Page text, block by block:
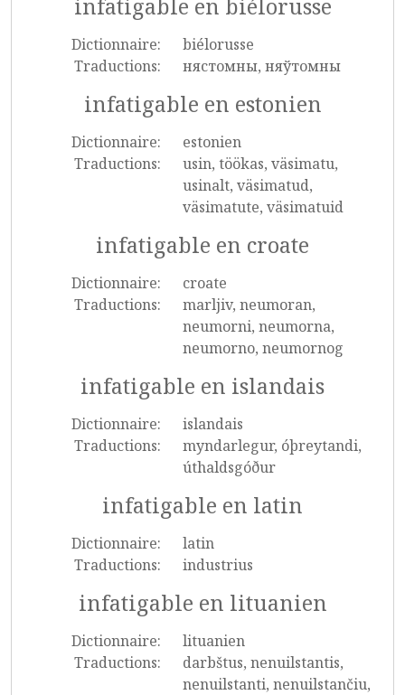
infatigable en biélorusse
Dictionnaire:
biélorusse
Traductions:
нястомны, няўтомны
infatigable en estonien
Dictionnaire:
estonien
Traductions:
usin, töökas, väsimatu,
usinalt, väsimatud,
väsimatute, väsimatuid
infatigable en croate
Dictionnaire:
croate
Traductions:
marljiv, neumoran,
neumorni, neumorna,
neumorno, neumornog
infatigable en islandais
Dictionnaire:
islandais
Traductions:
myndarlegur, óþreytandi,
úthaldsgóður
infatigable en latin
Dictionnaire:
latin
Traductions:
industrius
infatigable en lituanien
Dictionnaire:
lituanien
Traductions:
darbštus, nenuilstantis,
nenuilstanti, nenuilstančiu,